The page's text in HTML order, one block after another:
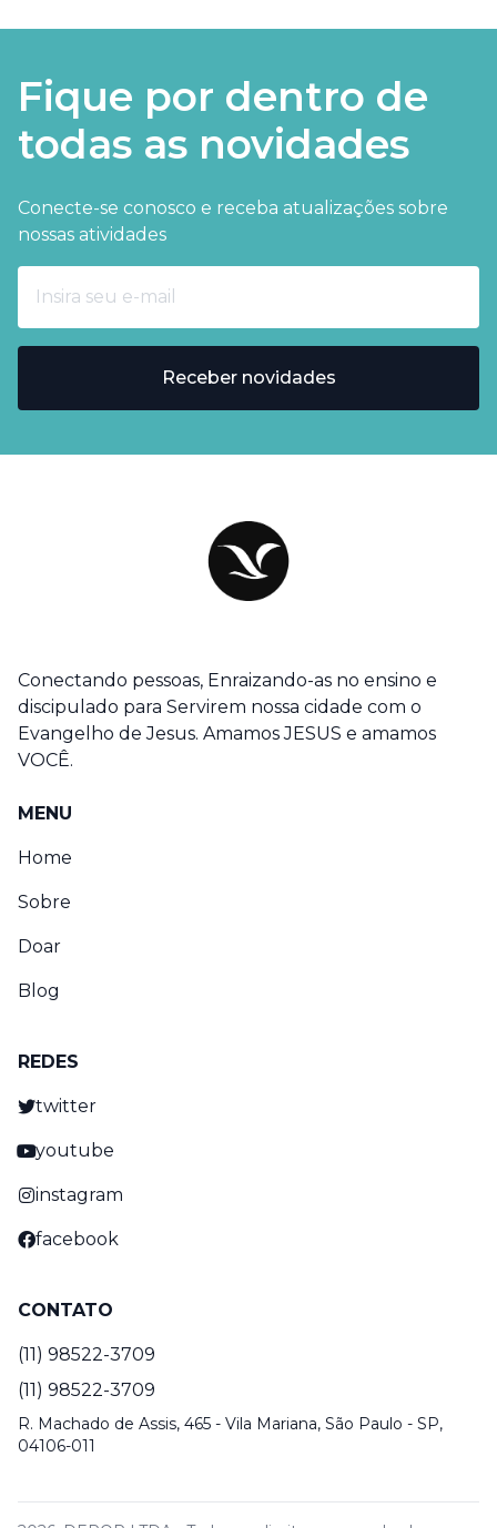
Fique por dentro de
todas as novidades
Conecte-se conosco e receba atualizações sobre
nossas atividades
Receber novidades
Conectando pessoas, Enraizando-as no ensino e
discipulado para Servirem nossa cidade com o
Evangelho de Jesus. Amamos JESUS e amamos
VOCÊ.
MENU
Home
Sobre
Doar
Blog
REDES
twitter
youtube
instagram
facebook
CONTATO
(11) 98522-3709
(11) 98522-3709
R. Machado de Assis, 465 - Vila Mariana, São Paulo - SP,
04106-011